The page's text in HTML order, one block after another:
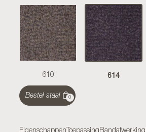
610 614
Bestel staal 0